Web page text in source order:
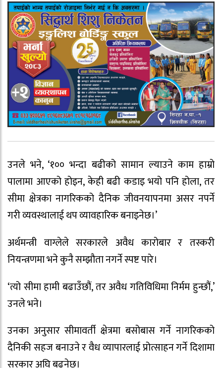
उनले भने, ‘१०० भन्दा बढीको सामान ल्याउने काम हाम्रो
पालामा आएको होइन, केही बढी कडाइ भयो पनि होला, तर
सीमा क्षेत्रका नागरिकको दैनिक जीवनयापनमा असर नपर्ने
गरी व्यवस्थालाई थप व्यावहारिक बनाइनेछ।’
अर्थमन्त्री वाग्लेले सरकारले अवैध कारोबार र तस्करी
नियन्त्रणमा भने कुनै सम्झौता नगर्ने स्पष्ट पारे।
‘त्यो सीमा हामी बढाउँछौं, तर अवैध गतिविधिमा निर्मम हुन्छौं,’
उनले भने।
उनका अनुसार सीमावर्ती क्षेत्रमा बसोबास गर्ने नागरिकको
दैनिकी सहज बनाउने र वैध व्यापारलाई प्रोत्साहन गर्ने दिशामा